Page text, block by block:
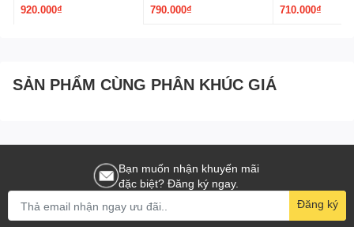
920.000₫ 790.000₫ 710.000₫
SẢN PHẨM CÙNG PHÂN KHÚC GIÁ
Bạn muốn nhận khuyến mãi
đặc biệt? Đăng ký ngay.
Đăng ký